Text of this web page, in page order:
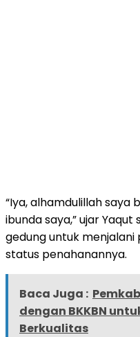
“Iya, alhamdulillah saya
ibunda saya,” ujar
gedung untuk
status penahanannya.
Baca Juga :
dengan BKKBN
Berkualitas